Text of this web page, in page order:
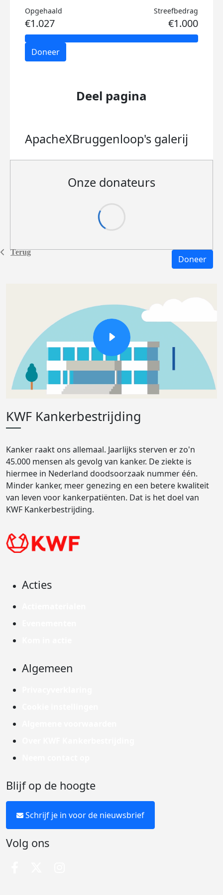
Terug
Opgehaald
€1.027
Streefbedrag
€1.000
Doneer
Deel pagina
ApacheXBruggenloop's galerij
Onze donateurs
Doneer
KWF Kankerbestrijding
Kanker raakt ons allemaal. Jaarlijks sterven er zo'n
45.000 mensen als gevolg van kanker. De ziekte is
hiermee in Nederland doodsoorzaak nummer één.
Minder kanker, meer genezing en een betere kwaliteit
van leven voor kankerpatiënten. Dat is het doel van
KWF Kankerbestrijding.
Acties
Algemeen
Blijf op de hoogte
Schrijf je in voor de nieuwsbrief
Volg ons